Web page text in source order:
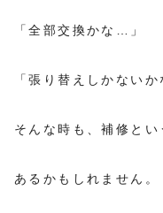
「全部交換かな…」
「張り替えしかない
そんな時も、補修とい
あるかもしれません。